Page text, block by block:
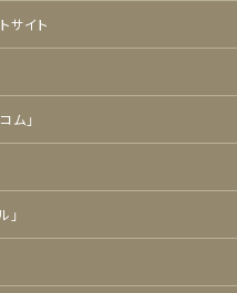
サイト
ム」
」